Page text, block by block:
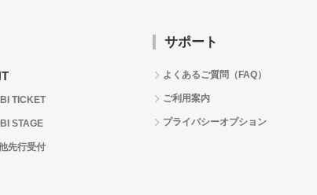
TICKET
STAGE
先行受付
サポート
よくあるご質問（FAQ）
ご利用案内
プライバシーオプション